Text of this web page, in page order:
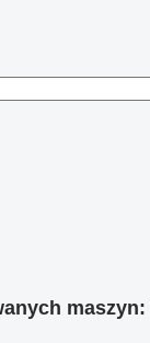
maszyn: